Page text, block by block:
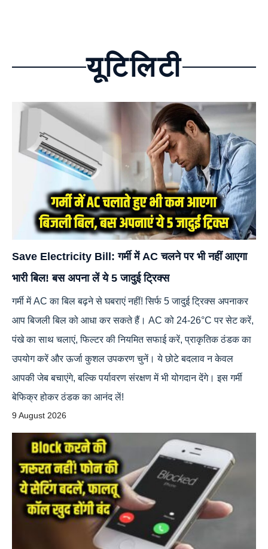
यूटिलिटी
Save Electricity Bill: गर्मी में AC चलने पर भी नहीं आएगा
भारी बिल! बस अपना लें ये 5 जादुई ट्रिक्स
गर्मी में AC का बिल बढ़ने से घबराएं नहीं! सिर्फ 5 जादुई ट्रिक्स अपनाकर
आप बिजली बिल को आधा कर सकते हैं। AC को 24-26°C पर सेट करें,
पंखे का साथ चलाएं, फिल्टर की नियमित सफाई करें, प्राकृतिक ठंडक का
उपयोग करें और ऊर्जा कुशल उपकरण चुनें। ये छोटे बदलाव न केवल
आपकी जेब बचाएंगे, बल्कि पर्यावरण संरक्षण में भी योगदान देंगे। इस गर्मी
बेफिक्र होकर ठंडक का आनंद लें!
9 August 2026